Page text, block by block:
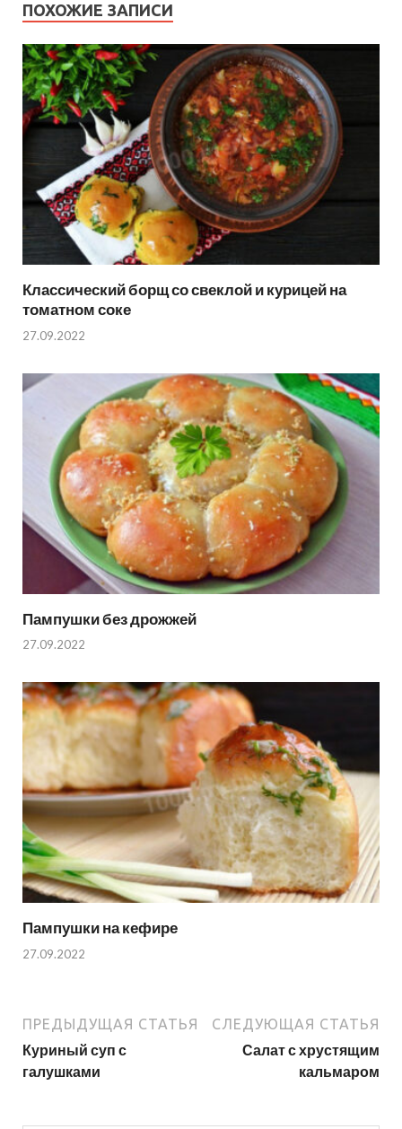
ПОХОЖИЕ ЗАПИСИ
Классический борщ со свеклой и курицей на
томатном соке
27.09.2022
Пампушки без дрожжей
27.09.2022
Пампушки на кефире
27.09.2022
ПРЕДЫДУЩАЯ СТАТЬЯ
Куриный суп с
галушками
СЛЕДУЮЩАЯ СТАТЬЯ
Салат с хрустящим
кальмаром